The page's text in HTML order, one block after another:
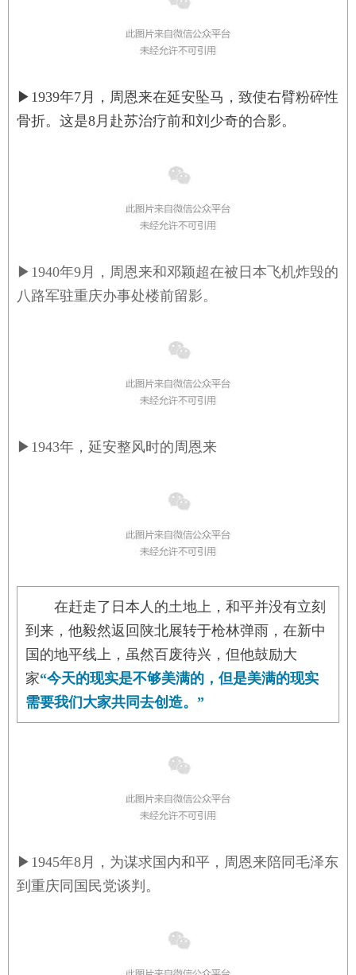
▶ 1939年7月，周恩来在延安坠马，致使右臂粉碎性
骨折。这是8月赴苏治疗前和刘少奇的合影。
▶ 1940年9月，周恩来和邓颖超在被日本飞机炸毁的
八路军驻重庆办事处楼前留影。
▶ 1943年，延安整风时的周恩来
在赶走了日本人的土地上，和平并没有立刻
到来，他毅然返回陕北展转于枪林弹雨，在新中
国的地平线上，虽然百废待兴，但他鼓励大
家“今天的现实是不够美满的，但是美满的现实
需要我们大家共同去创造。”
▶ 1945年8月，为谋求国内和平，周恩来陪同毛泽东
到重庆同国民党谈判。